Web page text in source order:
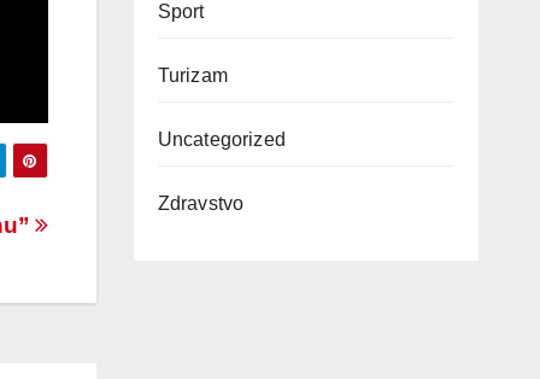
Sport
Turizam
Uncategorized
Zdravstvo